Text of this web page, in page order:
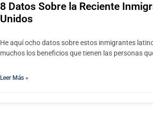
8 Datos Sobre la Reciente
Unidos
He aquí ocho datos sobre estos inmigrantes
muchos los beneficios que tienen las personas
Leer Más »